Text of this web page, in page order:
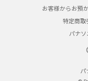
お客様からお預
特定商取
パナ
パ